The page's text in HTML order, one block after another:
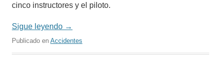
cinco instructores y el piloto.
Sigue leyendo →
Publicado en Accidentes